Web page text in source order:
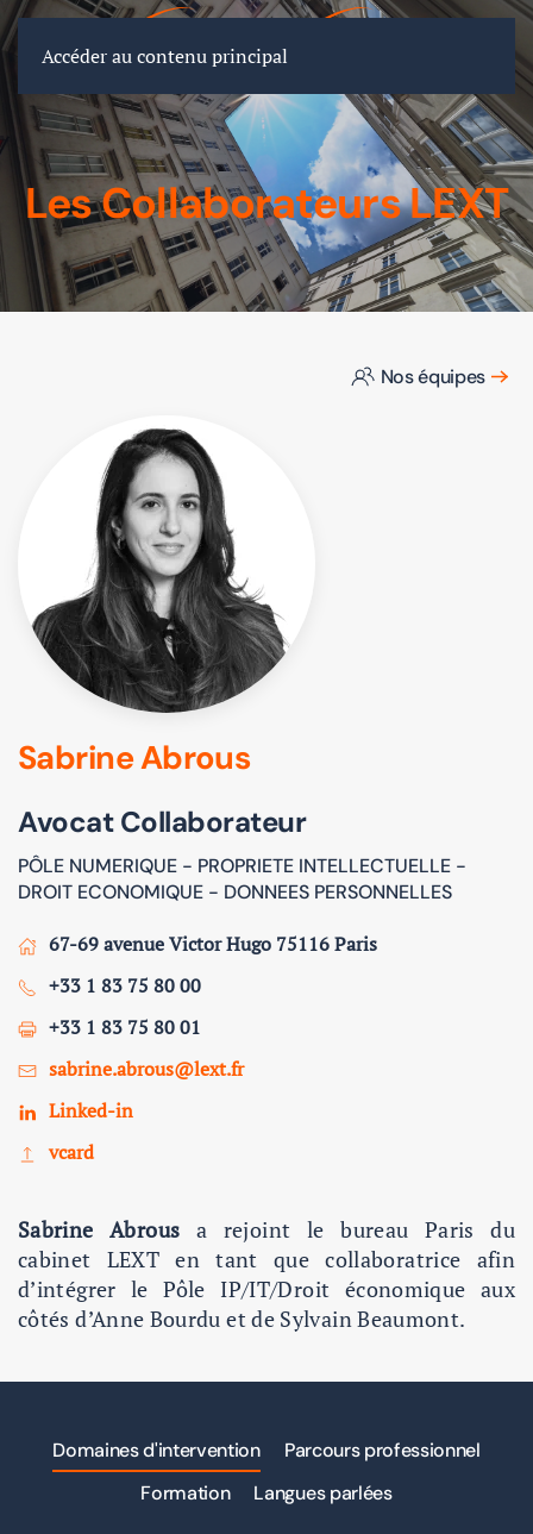
Accéder au contenu principal
Les Collaborateurs LEXT
Nos équipes
Sabrine Abrous
Avocat Collaborateur
PÔLE NUMERIQUE - PROPRIETE INTELLECTUELLE -
DROIT ECONOMIQUE - DONNEES PERSONNELLES
67-69 avenue Victor Hugo 75116 Paris
+33 1 83 75 80 00
+33 1 83 75 80 01
sabrine.abrous@lext.fr
Linked-in
vcard
Sabrine Abrous a rejoint le bureau Paris du
cabinet LEXT en tant que collaboratrice afin
d’intégrer le Pôle IP/IT/Droit économique aux
côtés d’Anne Bourdu et de Sylvain Beaumont.
Domaines d'intervention
Parcours professionnel
Formation
Langues parlées